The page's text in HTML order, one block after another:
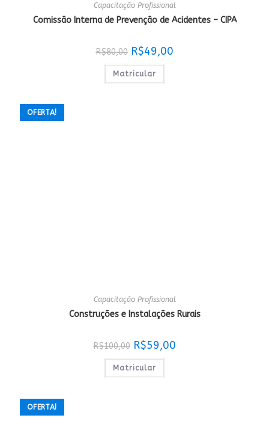
Capacitação Profissional
Comissão Interna de Prevenção de Acidentes – CIPA
R$80,00 O
preço
original
era:
R$80,00.
R$49,00O
Matricular
OFERTA!
Capacitação Profissional
Construções e Instalações Rurais
R$100,00 O
preço
original
era:
R$100,00.
R$59,00O
Matricular
OFERTA!